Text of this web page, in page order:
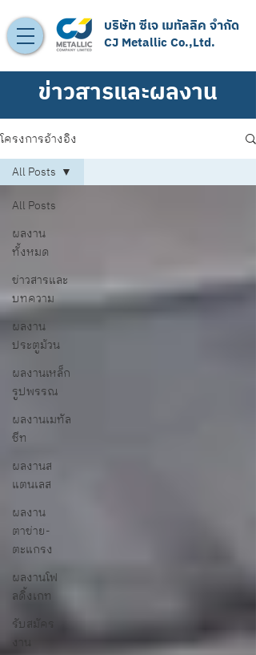
CJ Metallic Co.,Ltd.
บริษัท ซีเจ เมทัลลิค จำกัด
ข่าวสารและผลงาน
โครงการอ้างอิง
All Posts
ผลงาน
ทั้งหมด
ข่าวสารและ
บทความ
ผลงาน
ประตูม้วน
ผลงานเหล็ก
รูปพรรณ
ผลงานเมทัล
ชีท
ผลงานส
แตนเลส
ผลงาน
ตาข่าย-
ตะแกรง
ผลงานโฟ
ลดิ้งเกท
รับสมัคร
งาน
All Posts